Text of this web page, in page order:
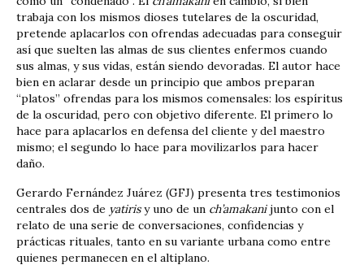
trabaja con los mismos dioses tutelares de la oscuridad,
pretende aplacarlos con ofrendas adecuadas para conseguir
así que suelten las almas de sus clientes enfermos cuando
sus almas, y sus vidas, están siendo devoradas. El autor hace
bien en aclarar desde un principio que ambos preparan
“platos” ­ofrendas­ para los mismos comensales: los espíritus
de la oscuridad, pero con objetivo diferente. El primero lo
hace para aplacarlos en defensa del cliente y del maestro
mismo; el segundo lo hace para movilizarlos para hacer
daño.
Gerardo Fernández Juárez (GFJ) presenta tres testimonios
centrales ­dos de yatirisy uno de un ch’amakani­ junto con el
relato de una serie de conversaciones, confidencias y
prácticas rituales, tanto en su variante urbana como entre
quienes permanecen en el altiplano.